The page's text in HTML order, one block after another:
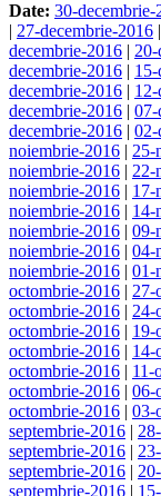
Date: 30-decembrie-
| 27-decembrie-2016 |
decembrie-2016 |
decembrie-2016 |
decembrie-2016 |
decembrie-2016 | 07-
decembrie-2016 | 02-
noiembrie-2016 | 25-
noiembrie-2016 | 22-
noiembrie-2016 | 17-
noiembrie-2016 | 14-
noiembrie-2016 | 09-
noiembrie-2016 | 04-
noiembrie-2016 | 01-
octombrie-2016 | 27-
octombrie-2016 | 24-
octombrie-2016 | 19-
octombrie-2016 | 14-
octombrie-2016 | 11-
octombrie-2016 | 06-
octombrie-2016 | 03-
septembrie-2016 |
septembrie-2016 |
septembrie-2016 |
septembrie-2016 |